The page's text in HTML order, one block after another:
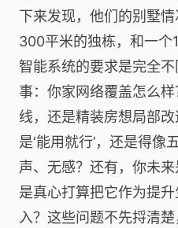
下来发现，他们的别墅
300平米的独栋，和一
智能系统的要求是完全
事：你家网络覆盖怎么
线，还是精装房想局部
是‘能用就行’，还是得像
声、无感？还有，你未
是真心打算把它作为提
入？这些问题不先捋清